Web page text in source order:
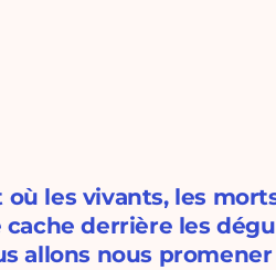
où les vivants, les
derrière les
allons nous